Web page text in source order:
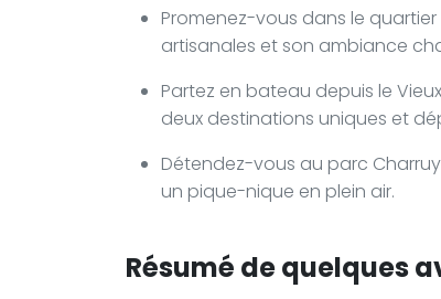
Promenez-vous dans le
artisanales et son ambiance
Partez en bateau depuis le
deux destinations uniques et
Détendez-vous au parc
un pique-nique en plein air.
Résumé de quelques